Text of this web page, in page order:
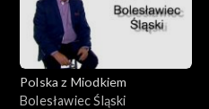
Polska z Miodkiem
Bolesławiec Śląski